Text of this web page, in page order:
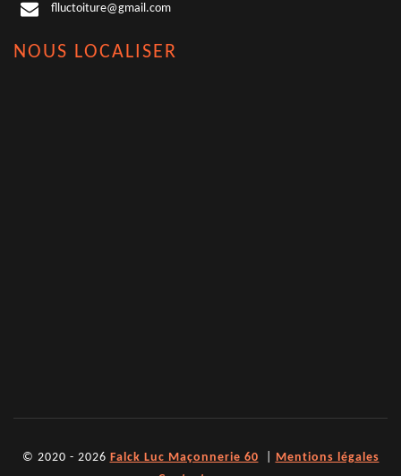
flluctoiture@gmail.com
NOUS LOCALISER
© 2020 - 2026 Falck Luc Maçonnerie 60
Mentions légales